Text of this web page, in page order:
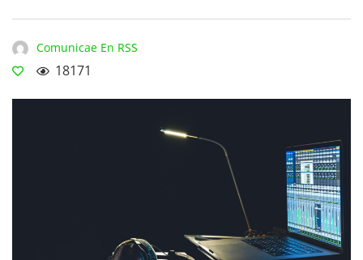
Comunicae En RSS
18171